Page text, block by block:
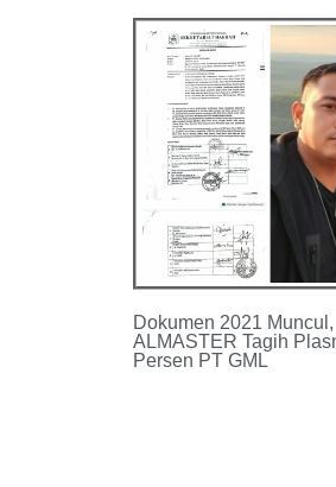
Dokumen 2021 Muncul,
ALMASTER Tagih
Persen PT GML